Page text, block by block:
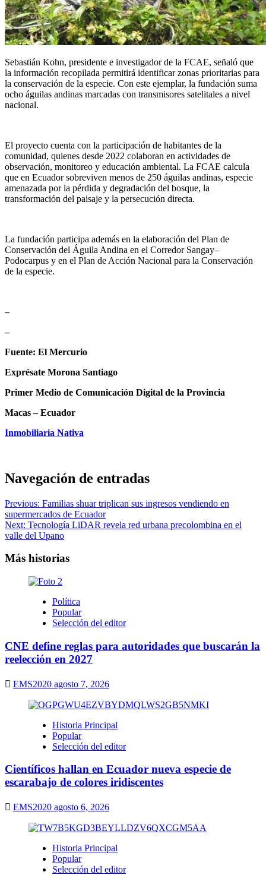
Sebastián Kohn, presidente e investigador de la FCAE, señaló que
la información recopilada permitirá identificar zonas prioritarias para
la conservación de la especie. Con este ejemplar, la fundación suma
ocho águilas andinas marcadas con transmisores satelitales a nivel
nacional.
El proyecto cuenta con la participación de habitantes de la
comunidad, quienes desde 2022 colaboran en actividades de
observación, monitoreo y educación ambiental. La FCAE calcula
que en Ecuador sobreviven menos de 250 águilas andinas, especie
amenazada por la pérdida y degradación del bosque, la
transformación del paisaje y la persecución directa.
La fundación participa además en la elaboración del Plan de
Conservación del Águila Andina en el Corredor Sangay–
Podocarpus y en el Plan de Acción Nacional para la Conservación
de la especie.
–
–
Fuente: El Mercurio
Exprésate Morona Santiago
Primer Medio de Comunicación Digital de la Provincia
Macas – Ecuador
Inmobiliaria Nativa
Navegación de entradas
Previous: Familias shuar triplican sus ingresos vendiendo en
supermercados de Ecuador
Next: Tecnología LiDAR revela red urbana precolombina en el
valle del Upano
Más historias
Política
Popular
Selección del editor
CNE define reglas para autoridades que buscarán la
reelección en 2027
EMS2020 agosto 7, 2026
Historia Principal
Popular
Selección del editor
Científicos hallan en Ecuador nueva especie de
escarabajo de colores iridiscentes
EMS2020 agosto 6, 2026
Historia Principal
Popular
Selección del editor